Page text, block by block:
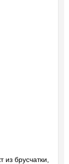
брусчатки,